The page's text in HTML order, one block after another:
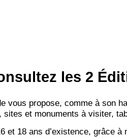
les 2
vous propose, comme à son
sites et monuments à visiter,
et 18 ans d’existence, grâce